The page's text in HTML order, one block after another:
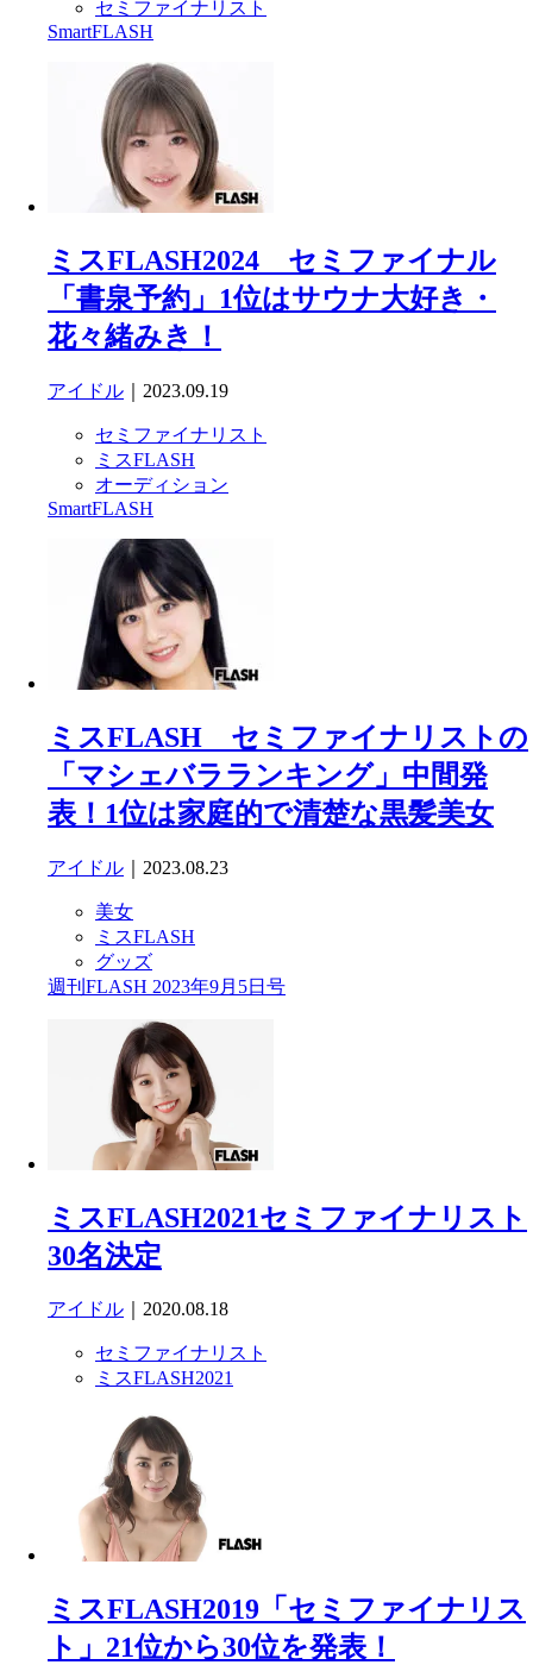
セミファイナリスト
SmartFLASH
ミスFLASH2024 セミファイナル
「書泉予約」1位はサウナ大好き・
花々緒みき！
アイドル ｜2023.09.19
セミファイナリスト
ミスFLASH
オーディション
SmartFLASH
ミスFLASH セミファイナリストの
「マシェバラランキング」中間発
表！1位は家庭的で清楚な黒髪美女
アイドル ｜2023.08.23
美女
ミスFLASH
グッズ
週刊FLASH 2023年9月5日号
ミスFLASH2021セミファイナリスト
30名決定
アイドル ｜2020.08.18
セミファイナリスト
ミスFLASH2021
ミスFLASH2019「セミファイナリス
ト」21位から30位を発表！